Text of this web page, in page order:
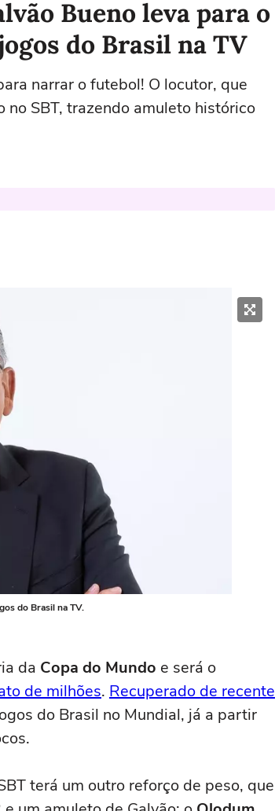
Bueno leva para o
do Brasil na TV
narrar o futebol! O locutor, que
no SBT, trazendo amuleto histórico
do Brasil na TV.
da Copa do Mundo e será o
de milhões. Recuperado de recente
do Brasil no Mundial, já a partir
terá um outro reforço de peso, que